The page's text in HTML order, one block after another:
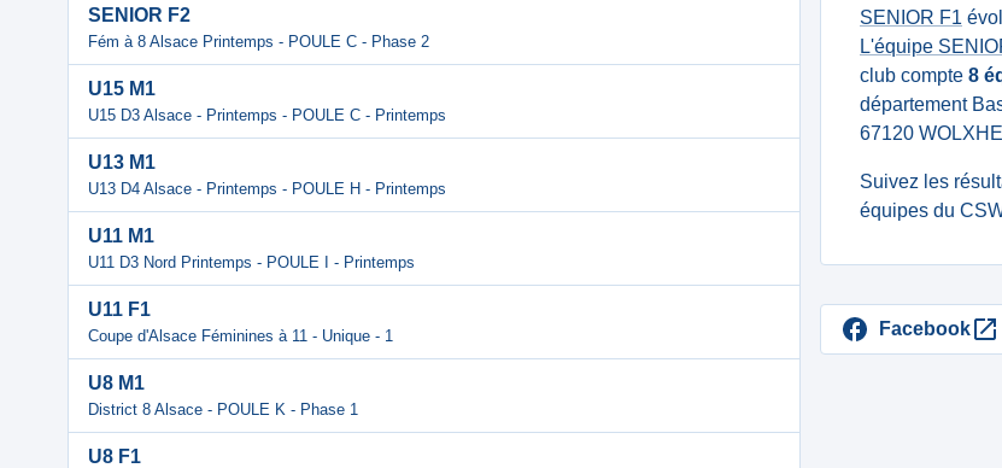
SENIOR F2
Fém à 8 Alsace Printemps - POULE C - Phase 2
U15 M1
U15 D3 Alsace - Printemps - POULE C - Printemps
U13 M1
U13 D4 Alsace - Printemps - POULE H - Printemps
U11 M1
U11 D3 Nord Printemps - POULE I - Printemps
U11 F1
Coupe d'Alsace Féminines à 11 - Unique - 1
U8 M1
District 8 Alsace - POULE K - Phase 1
U8 F1
SENIOR F1
L'équipe
club compte 8
département
67120
Suivez les
équipes du
Facebook